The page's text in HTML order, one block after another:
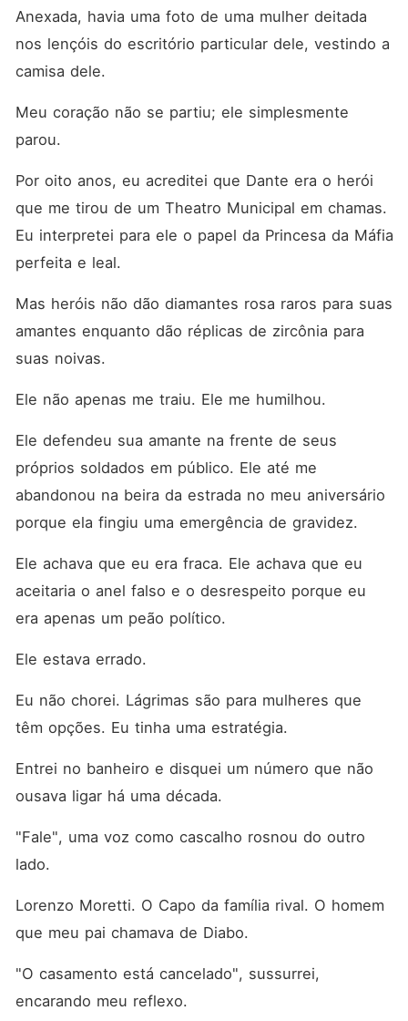
rosa raros para suas
amantes enquanto dão
réplicas de zircônia para
frente de seus próprios
soldados em público. Ele até
porque ela fingiu uma
emergência de gravidez. Ele
achava que eu era fraca. Ele
achava que eu aceitaria o
anel falso e o desrespeito
Lágrimas são para mulheres
uma estratégia. Entrei no
voz como cascalho rosnou
Moretti. O Capo da família
rival. O homem que meu pai
chamava de Diabo. "O
sussurrei, encarando meu
reflexo. "Eu quero uma
aliança com você, Enzo. E
reduzida a cinzas."
Anexada, havia uma foto de uma mulher deitada
nos lençóis do escritório particular dele, vestindo a
camisa dele.
Meu coração não se partiu; ele simplesmente
parou.
Por oito anos, eu acreditei que Dante era o herói
que me tirou de um Theatro Municipal em chamas.
Eu interpretei para ele o papel da Princesa da Máfia
perfeita e leal.
Mas heróis não dão diamantes rosa raros para suas
amantes enquanto dão réplicas de zircônia para
suas noivas.
Ele não apenas me traiu. Ele me humilhou.
Ele defendeu sua amante na frente de seus
próprios soldados em público. Ele até me
abandonou na beira da estrada no meu aniversário
porque ela fingiu uma emergência de gravidez.
Ele achava que eu era fraca. Ele achava que eu
aceitaria o anel falso e o desrespeito porque eu
era apenas um peão político.
Ele estava errado.
Eu não chorei. Lágrimas são para mulheres que
têm opções. Eu tinha uma estratégia.
Entrei no banheiro e disquei um número que não
ousava ligar há uma década.
"Fale", uma voz como cascalho rosnou do outro
lado.
Lorenzo Moretti. O Capo da família rival. O homem
que meu pai chamava de Diabo.
"O casamento está cancelado", sussurrei,
encarando meu reflexo.